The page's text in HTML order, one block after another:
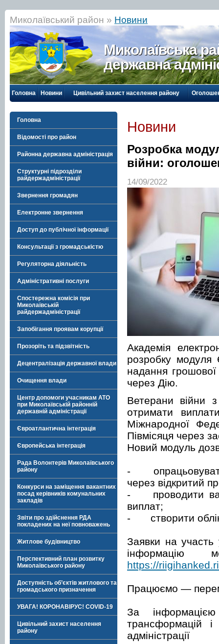
Миколаївський район » Новини
Миколаївська
державна
Головна Новини Цивільний захист населення району
Головна
Відомості про район
Районна державна адміністрація
Структурні підрозділи
райдержадміністрації
Звернення громадян
Електронне звернення
Доступ до публічної інформації
Консультації з громадськістю
Регуляторна діяльність
Адміністративні послуги
Спостережна комісія при
Миколаївській
райдержадміністрації
Запобігання проявам корупції
Прозоріть та підзвітність
Децентралізація державної влади
Очищення влади
Центр допомоги учасникам АТО
при Миколаївській районній
державній адміністрації
Євроатлантична інтеграція
Європейська інтеграція
Рада Волонтерів Миколаївського
району
Конкурси на заміщення вакантних
посад керівників комунальних
закладів
Звіти про здійснення РДА
покладених на неї повноважень
Житлове будівництво
Перспективний план розвитку
Миколаївського району
Доступність об’єктів житлового та
громадського призначення
УВАГА! КОРОНАВІРУС! COVID-19
Цивільний захист населення
району
Новини
Розробка
війни:
14/09/2022
Академія
розробку модуля
надання грошової
через Дію.
Ветерани війни
отримати
Міжнародної
Півмісяця через
Новий модуль
-
через відкритий
-
проводити
виплат;
-
створити
Заявки на
https://
Працюємо —
За
трансформацій і
адміністрації